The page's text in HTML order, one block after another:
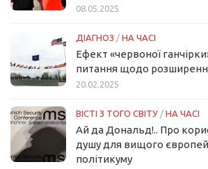
08.05.2025
ДІАГНОЗ / НА ЧАСІ
Ефект «червоної
питання щодо
20.02.2025
ВІСТІ З ТОГО СВІТУ / НА ЧАСІ
Ай да Дональд!.. Про
душу для вищого
політикуму